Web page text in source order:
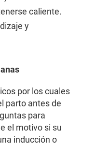
caliente.
y
por los cuales
parto antes de
para
el motivo si su
inducción o